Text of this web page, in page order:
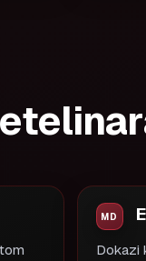
Dokazi